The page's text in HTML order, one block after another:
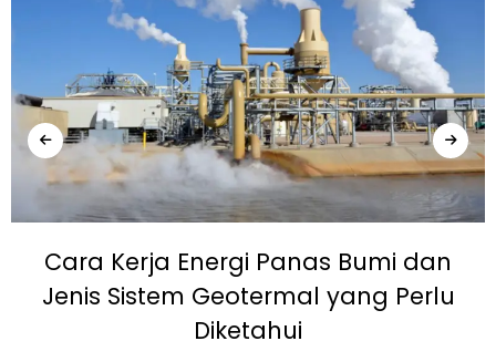
Cara Kerja Energi Panas Bumi dan
Jenis Sistem Geotermal yang Perlu
Diketahui